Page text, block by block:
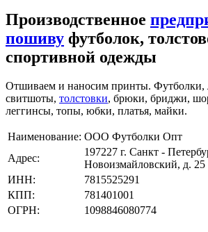
Производственное
пошиву футболок,
спортивной одежды
Отшиваем и наносим принты. Футболки,
свитшоты, толстовки, брюки, бриджи,
леггинсы, топы, юбки, платья, майки.
Наименование: ООО Футболки Опт
Адрес:
197227 г. Санкт -
Новоизмайловский, д. 25
ИНН:
7815525291
КПП:
781401001
ОГРН:
1098846080774